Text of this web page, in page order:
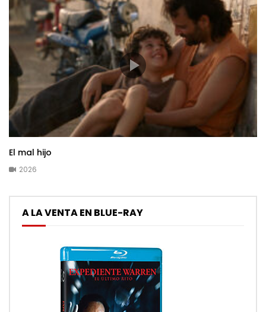
El mal hijo
2026
A LA VENTA EN BLUE-RAY